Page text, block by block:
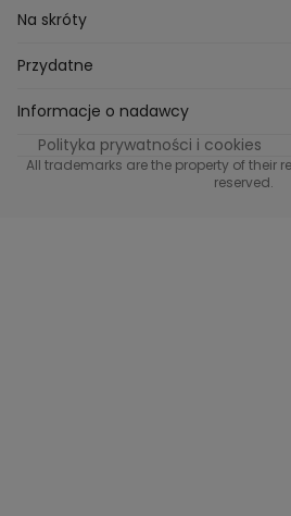
Na skróty
Etyka
Supplier Diversity
Polityka podatkowa
Przydatne
Biuro Prasowe
Biuro Reklamy
Informacje o nadawcy
Informacje o nadawcy programu
Polityka prywatności i cookies
All trademarks are the property of their
reserved.